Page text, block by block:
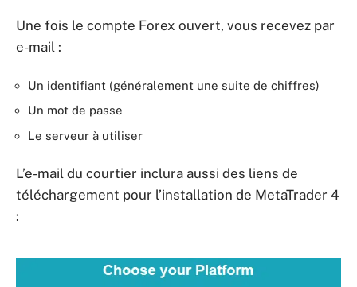
Une fois le compte Forex ouvert, vous recevez par
e-mail :
Un identifiant (généralement une suite de chiffres)
Un mot de passe
Le serveur à utiliser
L’e-mail du courtier inclura aussi des liens de
téléchargement pour l’installation de MetaTrader 4
: